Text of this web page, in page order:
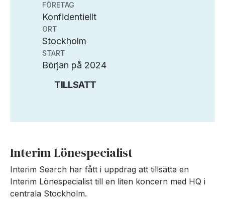
FÖRETAG
Konfidentiellt
ORT
Stockholm
START
Början på 2024
TILLSATT
Interim Lönespecialist
Interim Search har fått i uppdrag att tillsätta en
Interim Lönespecialist till en liten koncern med HQ i
centrala Stockholm.